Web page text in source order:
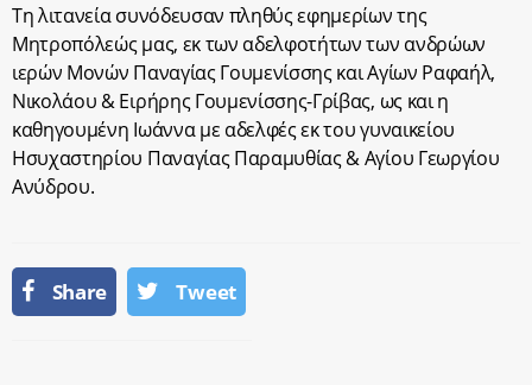
Τη λιτανεία συνόδευσαν πληθύς εφημερίων της
Μητροπόλεώς μας, εκ των αδελφοτήτων των ανδρώων
ιερών Μονών Παναγίας Γουμενίσσης και Αγίων Ραφαήλ,
Νικολάου & Ειρήρης Γουμενίσσης-Γρίβας, ως και η
καθηγουμένη Ιωάννα με αδελφές εκ του γυναικείου
Ησυχαστηρίου Παναγίας Παραμυθίας & Αγίου Γεωργίου
Ανύδρου.
Share Tweet